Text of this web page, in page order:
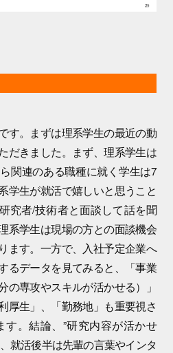
す。まずは理系学生の最近の動
だきました。まず、理系学生は
関連のある職種に就く学生は7
学生が就活で嬉しいと思うこと
究者/技術者と面談して話を聞
系学生は現場の方との面談機会
ます。一方で、入社予定企業へ
るデータを見てみると、「事業
の専攻やスキルが活かせる）」
厚生」、「勤務地」も重要視さ
。結論、”研究内容が活かせ
就活後半は先輩の言葉やインタ